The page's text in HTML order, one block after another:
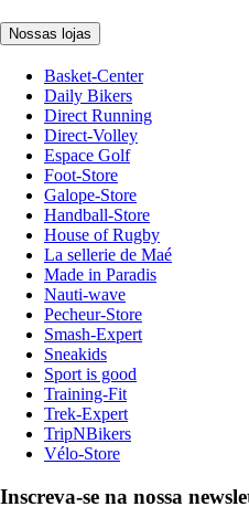
Nossas lojas
Basket-Center
Daily Bikers
Direct Running
Direct-Volley
Espace Golf
Foot-Store
Galope-Store
Handball-Store
House of Rugby
La sellerie de Maé
Made in Paradis
Nauti-wave
Pecheur-Store
Smash-Expert
Sneakids
Sport is good
Training-Fit
Trek-Expert
TripNBikers
Vélo-Store
Inscreva-se na nossa